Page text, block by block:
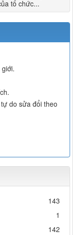
tổ chức...
do sửa đổi theo
143
1
142